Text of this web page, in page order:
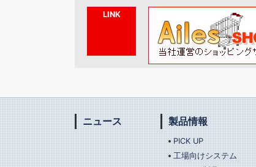
LINK
ニュース 製品情報
PICK UP
工場向けシステム